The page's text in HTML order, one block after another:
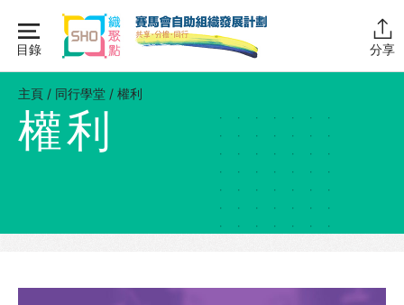
content
目錄 分享
主頁
同行學堂
同行學堂・簡介
組織管理
主頁 / 同行學堂 / 權利
權利